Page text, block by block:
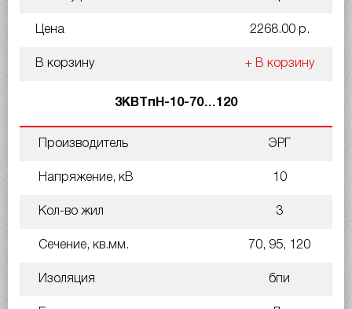
Цена 2268.00 р.
В корзину + В корзину
3КВТпН-10-70…120
Производитель ЭРГ
Напряжение, кВ 10
Кол-во жил 3
Сечение, кв.мм. 70, 95, 120
Изоляция бпи